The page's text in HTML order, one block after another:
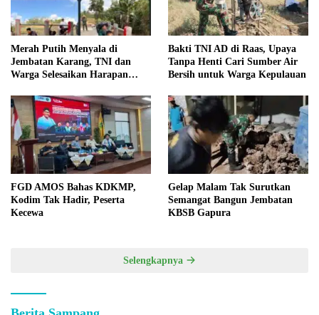
Merah Putih Menyala di
Jembatan Karang, TNI dan
Warga Selesaikan Harapan
Bakti TNI AD di Raas, Upaya
Tanpa Henti Cari Sumber Air
Bersih untuk Warga Kepulauan
FGD AMOS Bahas KDKMP,
Kodim Tak Hadir, Peserta
Kecewa
Gelap Malam Tak Surutkan
Semangat Bangun Jembatan
KBSB Gapura
Selengkapnya